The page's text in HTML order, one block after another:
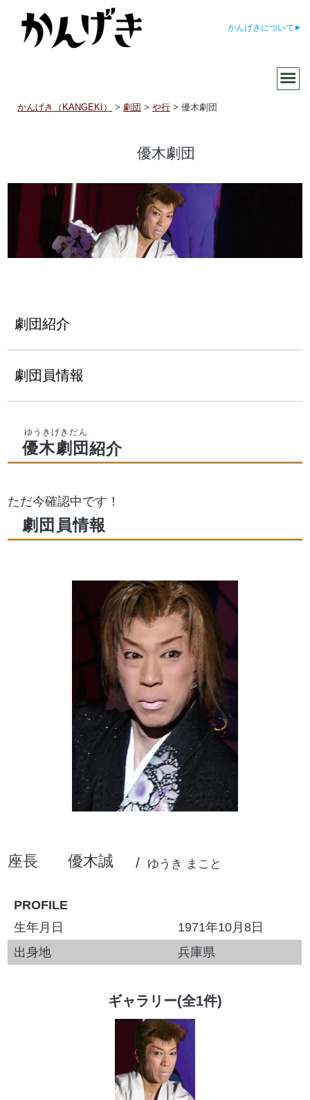
かんげきについて
かんげき（KANGEKI） >劇団 >や行 >優木劇団
優木劇団
劇団紹介
劇団員情報
優木劇団紹介
ただ今確認中です！
劇団員情報
座長 優木誠 ゆうき まこと
PROFILE
生年月日
1971年10月8日
出身地
兵庫県
ギャラリー(全1件)